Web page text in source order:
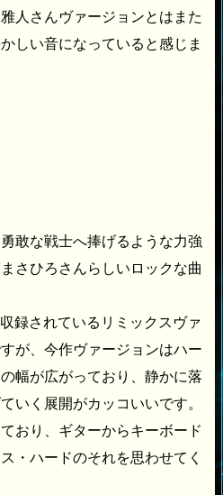
人さんヴァージョンとはまた
しい音になっていると感じま
敢な戦士へ捧げるような力強
さひろさんらしいロックな曲
録されているリミックスヴァ
が、今作ヴァージョンはハー
幅が広がっており、静かに落
いく展開がカッコいいです。
おり、ギターからキーボード
・ハードのそれを思わせてく